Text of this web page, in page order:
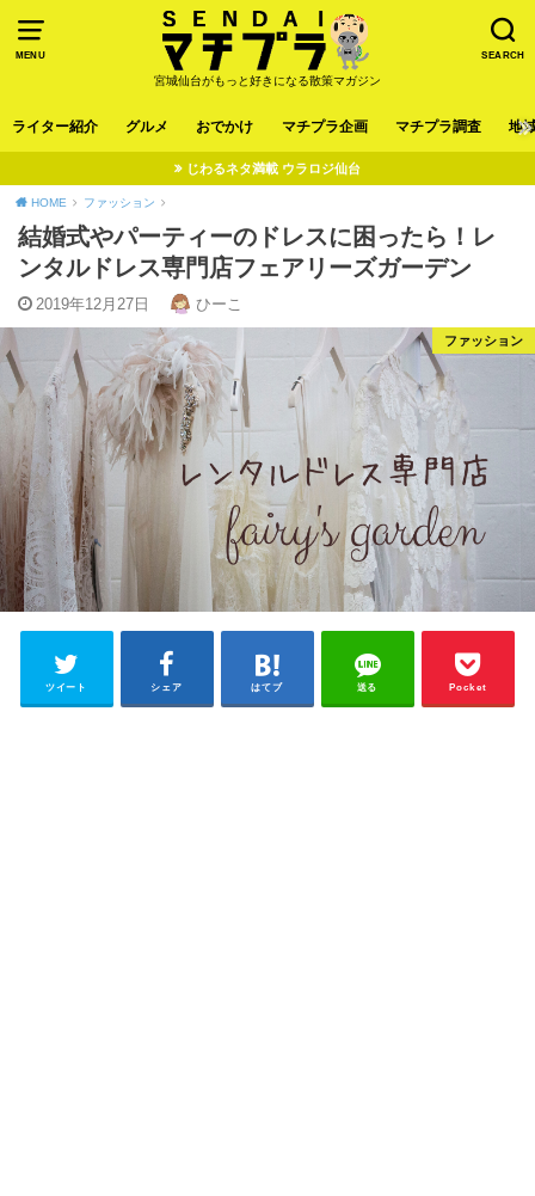
MENU SEARCH
宮城仙台がもっと好きになる散策マガジン
ライター紹介 グルメ おでかけ マチプラ企画 マチプラ調査 地
じわるネタ満載 ウラロジ仙台
HOME ファッション
結婚式やパーティーのドレスに困ったら！レ
ンタルドレス専門店フェアリーズガーデン
2019年12月27日 ひーこ
ファッション
ツイート シェア はてブ 送る Pocket